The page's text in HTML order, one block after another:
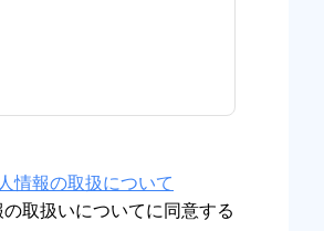
情報の取扱について
取扱いについてに同意する